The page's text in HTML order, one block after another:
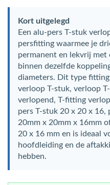
Kort uitgelegd
Een alu-pers T-stuk
persfitting waarmee je
permanent en lekvrij
binnen dezelfde
diameters. Dit type
verloop T-stuk, verloop
verlopend, T-fitting
pers T-stuk 20 x 20 x
20mm x 20mm x 16mm
20 x 16 mm en is ideaal
hoofdleiding en de
hebben.